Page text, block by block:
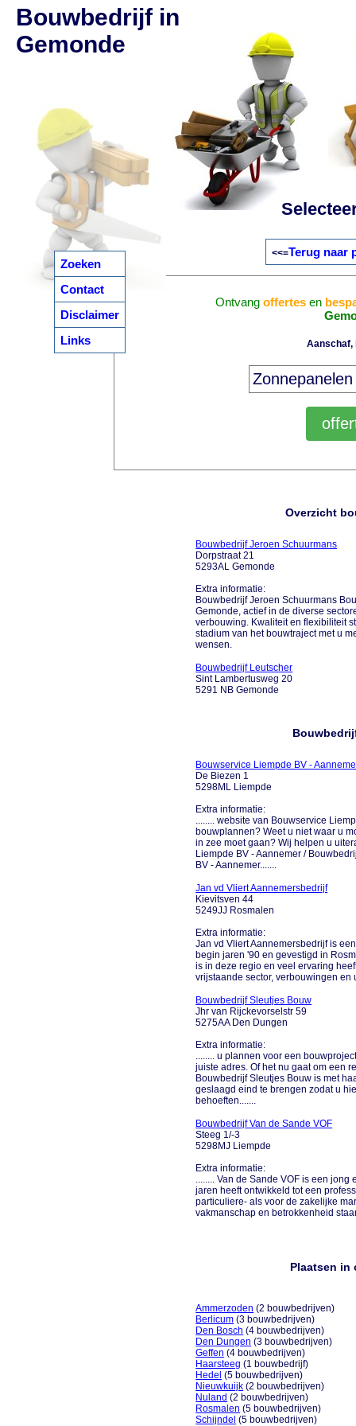
Zoeken
Contact
Disclaimer
Links
Bouwbedrijf in
Gemonde
<<=Terug naar
Ontvang offertesen
Aanschaf,
Overzicht
Bouwbedrijf Jeroen Schuurmans
Dorpstraat 21
5293AL Gemonde
Extra informatie:
Bouwbedrijf Jeroen Schuurmans
Gemonde, actief in de diverse
verbouwing. Kwaliteit en flexibiliteit
stadium van het bouwtraject met u
wensen.
Bouwbedrijf Leutscher
Sint Lambertusweg 20
5291 NB Gemonde
Bouwservice Liempde BV -
De Biezen 1
5298ML Liempde
Extra informatie:
........ website van Bouwservice
bouwplannen? Weet u niet waar u
in zee moet gaan? Wij helpen u
Liempde BV - Aannemer /
BV - Aannemer.......
Jan vd Vliert Aannemersbedrijf
Kievitsven 44
5249JJ Rosmalen
Extra informatie:
Jan vd Vliert Aannemersbedrijf is
begin jaren '90 en gevestigd in
is in deze regio en veel ervaring
vrijstaande sector, verbouwingen
Bouwbedrijf Sleutjes Bouw
Jhr van Rijckevorselstr 59
5275AA Den Dungen
Extra informatie:
........ u plannen voor een
juiste adres. Of het nu gaat om een
Bouwbedrijf Sleutjes Bouw is met
geslaagd eind te brengen zodat u
behoeften.......
Bouwbedrijf Van de Sande VOF
Steeg 1/-3
5298MJ Liempde
Extra informatie:
........ Van de Sande VOF is een
jaren heeft ontwikkeld tot een
particuliere- als voor de zakelijke
vakmanschap en betrokkenheid
Plaatsen in
Ammerzoden (2 bouwbedrijven)
Berlicum (3 bouwbedrijven)
Den Bosch (4 bouwbedrijven)
Den Dungen (3 bouwbedrijven)
Geffen (4 bouwbedrijven)
Haarsteeg (1 bouwbedrijf)
Hedel (5 bouwbedrijven)
Nieuwkuijk (2 bouwbedrijven)
Nuland (2 bouwbedrijven)
Rosmalen (5 bouwbedrijven)
Schijndel (5 bouwbedrijven)